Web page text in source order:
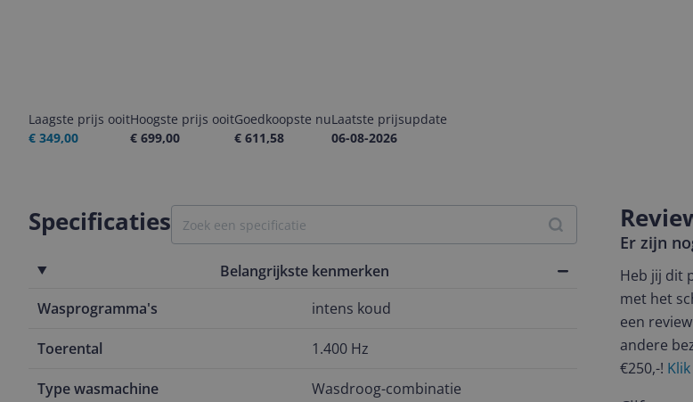
Laagste prijs ooit
€ 349,00
Hoogste prijs ooit
€ 699,00
Goedkoopste nu
€ 611,58
Laatste prijsupdate
06-08-2026
Specificaties
Belangrijkste kenmerken
Wasprogramma's
intens koud
Toerental 1.400 Hz
Type wasmachine Wasdroog-combinatie
Er zijn
Heb jij dit
met het
een
andere
€250,-!